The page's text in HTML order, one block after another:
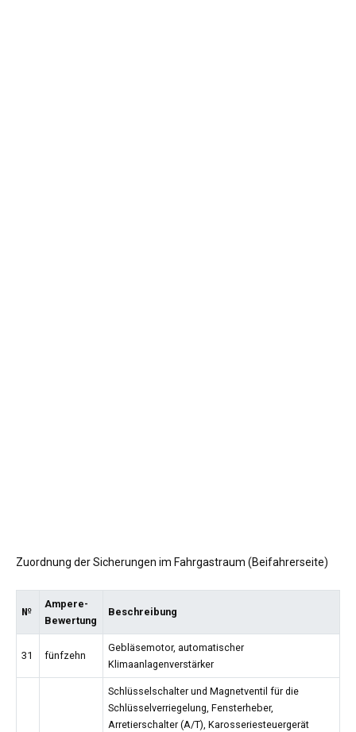
Zuordnung der Sicherungen im Fahrgastraum (Beifahrerseite)
№
Ampere-
Bewertung
Beschreibung
31 fünfzehn
Gebläsemotor, automatischer
Klimaanlagenverstärker
Schlüsselschalter und Magnetventil für die
Schlüsselverriegelung, Fensterheber,
Arretierschalter (A/T), Karosseriesteuergerät